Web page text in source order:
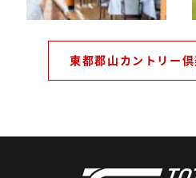
東都郡山カントリー